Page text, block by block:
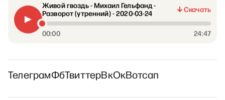
Живой гвоздь - Михаил Гельфанд -
Разворот (утренний) - 2020-03-24
Скачать
00:00 24:47
ТелеграмФбТвиттерВкОкВотсап